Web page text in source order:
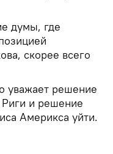
думы, где
скорее всего
уважает решение
и решение
Америкса уйти.